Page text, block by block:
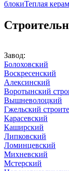
блокиТеплая
Завод:
Болоховский
Воскресенский
Алексинский
Воротынский
Вышневолоцкий
Гжельский
Карасевский
Каширский
Липковский
Ломинцевский
Михневский
Мстерский